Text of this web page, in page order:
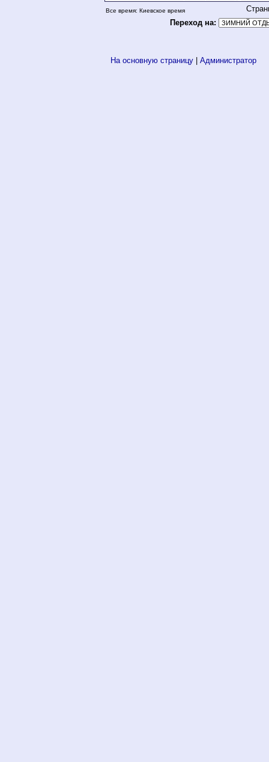
Все время: Киевское время
Переход на:
На основную страницу Администратор